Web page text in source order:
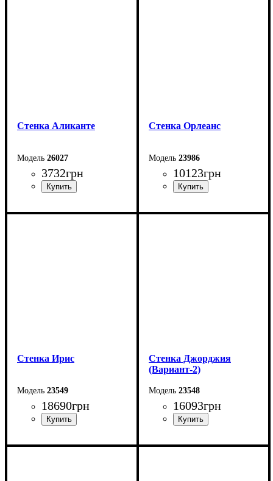
Cтенка Аликанте
26027
3732грн
Ширина: 130 см
Стенка Орлеанс
23986
10123грн
Ширина: 293 см
Стенка Ирис
23549
18690грн
Ширина: 308,8 см
Стенка Джорджия
(Вариант-2)
23548
16093грн
Ширина: 335,7 см